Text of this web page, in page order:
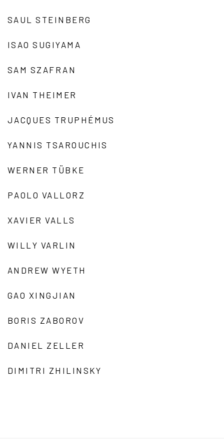
SAUL STEINBERG
ISAO SUGIYAMA
SAM SZAFRAN
IVAN THEIMER
JACQUES TRUPHÉMUS
YANNIS TSAROUCHIS
WERNER TÜBKE
PAOLO VALLORZ
XAVIER VALLS
WILLY VARLIN
ANDREW WYETH
GAO XINGJIAN
BORIS ZABOROV
DANIEL ZELLER
DIMITRI ZHILINSKY